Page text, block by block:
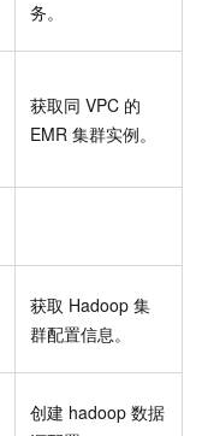
务。
获取同 VPC 的
EMR 集群实例。
获取 Hadoop 集
群配置信息。
创建 hadoop 数据